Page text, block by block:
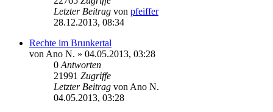
Letzter Beitrag von pfeiffer
28.12.2013, 08:34
Rechte im Brunkertal
von Ano N. » 04.05.2013, 03:28
0 Antworten
21991 Zugriffe
Letzter Beitrag von Ano N.
04.05.2013, 03:28